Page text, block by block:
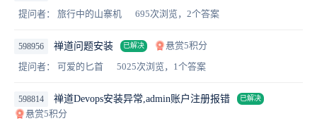
提问者： 旅行中的山寨机
695次浏览，2个答案
598956 禅道问题安装 已解决
悬赏5积分
提问者： 可爱的匕首
5025次浏览，1个答案
598814 禅道Devops安装异常,admin账户注册报错 已解决
悬赏5积分